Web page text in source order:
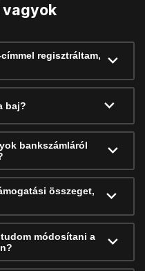
regisztráltam,
baj?
bankszámláról
összeget,
módosítani a